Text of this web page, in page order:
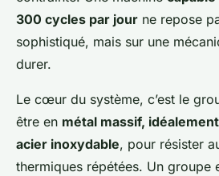
300 cycles par jour ne repose
sophistiqué, mais sur une
durer.
Le cœur du système, c’est le
être en métal massif,
acier inoxydable, pour résister
thermiques répétées. Un groupe